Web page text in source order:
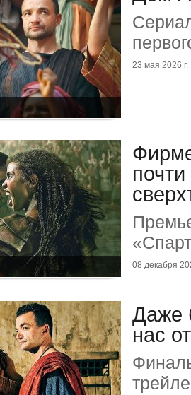
23 мая 2026 г.
08 декабря
Даже
нас